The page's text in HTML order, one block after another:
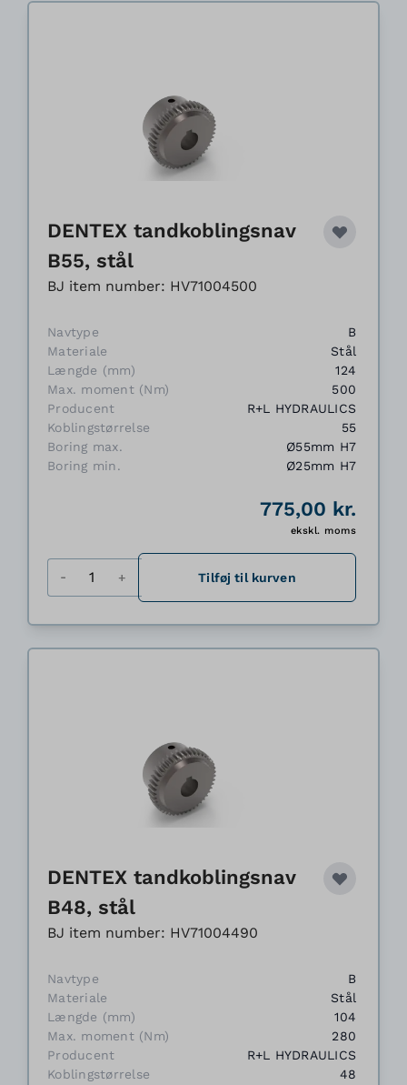
DENTEX tandkoblingsnav
B55, stål
BJ item number: HV71004500
Navtype
B
Materiale
Stål
Længde (mm)
124
Max. moment (Nm)
500
Producent
R+L HYDRAULICS
Koblingstørrelse
55
Boring max.
Ø55mm H7
Boring min.
Ø25mm H7
775,00 kr.
ekskl. moms
Tilføj til kurven
DENTEX tandkoblingsnav
B48, stål
BJ item number: HV71004490
Navtype
B
Materiale
Stål
Længde (mm)
104
Max. moment (Nm)
280
Producent
R+L HYDRAULICS
Koblingstørrelse
48